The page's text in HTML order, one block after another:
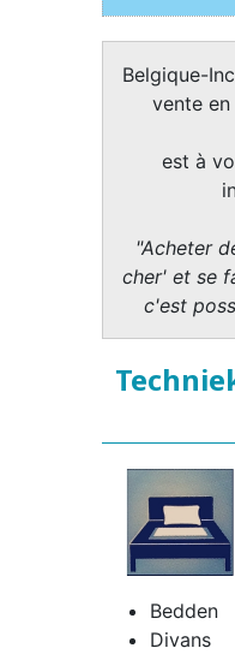
Belgique-
vente
est à
"Acheter
cher' et se
c'est
Bedden
Divans